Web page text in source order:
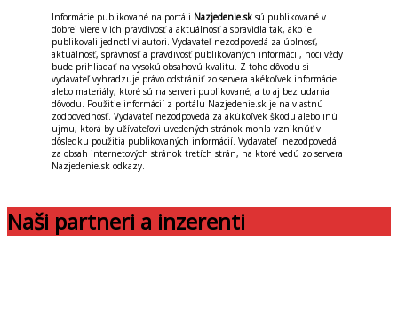
Informácie publikované na portáli Nazjedenie.sk sú publikované v
dobrej viere v ich pravdivosť a aktuálnosť a spravidla tak, ako je
publikovali jednotliví autori. Vydavateľ nezodpovedá za úplnosť,
aktuálnosť, správnosť a pravdivosť publikovaných informácií, hoci vždy
bude prihliadať na vysokú obsahovú kvalitu. Z toho dôvodu si
vydavateľ vyhradzuje právo odstrániť zo servera akékoľvek informácie
alebo materiály, ktoré sú na serveri publikované, a to aj bez udania
dôvodu. Použitie informácií z portálu Nazjedenie.sk je na vlastnú
zodpovednosť. Vydavateľ nezodpovedá za akúkoľvek škodu alebo inú
ujmu, ktorá by užívateľovi uvedených stránok mohla vzniknúť v
dôsledku použitia publikovaných informácií. Vydavateľ nezodpovedá
za obsah internetových stránok tretích strán, na ktoré vedú zo servera
Nazjedenie.sk odkazy.
Naši partneri a inzerenti